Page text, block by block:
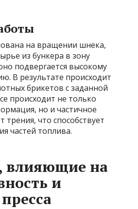
на вращении шнека,
из бункера в зону
подвергается высокому
В результате происходит
брикетов с заданной
происходит не только
но и частичное
трения, что способствует
частей топлива.
влияющие на
и